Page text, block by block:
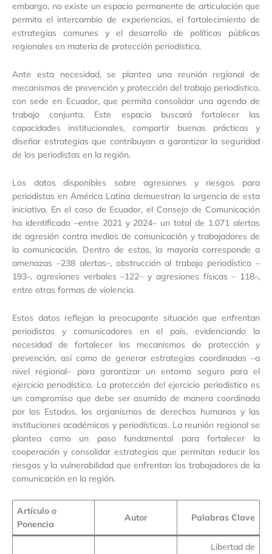
embargo, no existe un espacio permanente de articulación que
permita el intercambio de experiencias, el fortalecimiento de
estrategias comunes y el desarrollo de políticas públicas
regionales en materia de protección periodística.
Ante esta necesidad, se plantea una reunión regional de
mecanismos de prevención y protección del trabajo periodístico,
con sede en Ecuador, que permita consolidar una agenda de
trabajo conjunta. Este espacio buscará fortalecer las
capacidades institucionales, compartir buenas prácticas y
diseñar estrategias que contribuyan a garantizar la seguridad
de los periodistas en la región.
Los datos disponibles sobre agresiones y riesgos para
periodistas en América Latina demuestran la urgencia de esta
iniciativa. En el caso de Ecuador, el Consejo de Comunicación
ha identificado –entre 2021 y 2024– un total de 1.071 alertas
de agresión contra medios de comunicación y trabajadores de
la comunicación. Dentro de estas, la mayoría corresponde a
amenazas –238 alertas–, obstrucción al trabajo periodístico –
193–, agresiones verbales –122– y agresiones físicas – 118–,
entre otras formas de violencia.
Estos datos reflejan la preocupante situación que enfrentan
periodistas y comunicadores en el país, evidenciando la
necesidad de fortalecer los mecanismos de protección y
prevención, así como de generar estrategias coordinadas –a
nivel regional– para garantizar un entorno seguro para el
ejercicio periodístico. La protección del ejercicio periodístico es
un compromiso que debe ser asumido de manera coordinada
por los Estados, los organismos de derechos humanos y las
instituciones académicas y periodísticas. La reunión regional se
plantea como un paso fundamental para fortalecer la
cooperación y consolidar estrategias que permitan reducir los
riesgos y la vulnerabilidad que enfrentan los trabajadores de la
comunicación en la región.
Artículo o
Ponencia
Autor Palabras Clave
Libertad de